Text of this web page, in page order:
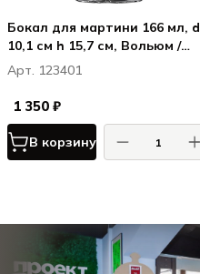
Бокал для мартини 166 мл, d
10,1 см h 15,7 см, Вольюм /
Volume
Арт. 123401
1 350 ₽
В корзину